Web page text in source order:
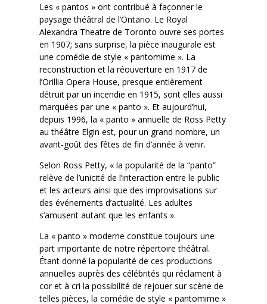
Les « pantos » ont contribué à façonner le
paysage théâtral de l’Ontario. Le Royal
Alexandra Theatre de Toronto ouvre ses portes
en 1907; sans surprise, la pièce inaugurale est
une comédie de style « pantomime ». La
reconstruction et la réouverture en 1917 de
l’Orillia Opera House, presque entièrement
détruit par un incendie en 1915, sont elles aussi
marquées par une « panto ». Et aujourd’hui,
depuis 1996, la « panto » annuelle de Ross Petty
au théâtre Elgin est, pour un grand nombre, un
avant-goût des fêtes de fin d’année à venir.
Selon Ross Petty, « la popularité de la “panto”
relève de l’unicité de l’interaction entre le public
et les acteurs ainsi que des improvisations sur
des événements d’actualité. Les adultes
s’amusent autant que les enfants ».
La « panto » moderne constitue toujours une
part importante de notre répertoire théâtral.
Étant donné la popularité de ces productions
annuelles auprès des célébrités qui réclament à
cor et à cri la possibilité de rejouer sur scène de
telles pièces, la comédie de style « pantomime »